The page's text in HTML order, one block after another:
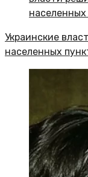
Украинские
населенных